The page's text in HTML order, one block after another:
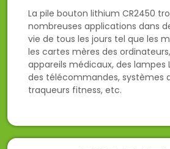
La pile bouton lithium CR2450
nombreuses applications dans
vie de tous les jours tel que les
les cartes mères des
appareils médicaux, des lampes
des télécommandes, systèmes
traqueurs fitness, etc.